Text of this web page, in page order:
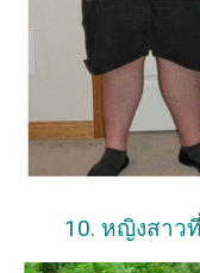
10. หญิงสา